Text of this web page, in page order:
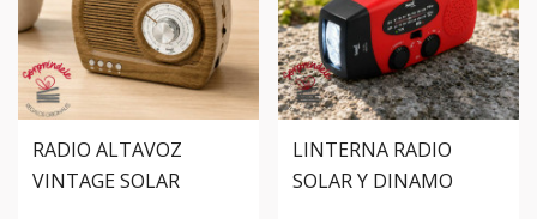
RADIO ALTAVOZ
VINTAGE SOLAR
LINTERNA RADIO
SOLAR Y DINAMO